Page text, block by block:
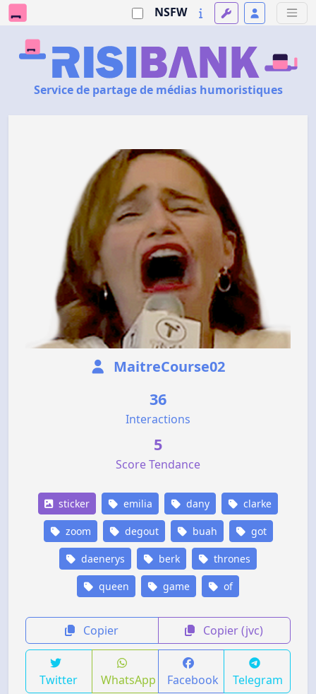
NSFW
Service de partage de médias humoristiques
MaitreCourse02
36
Interactions
5
Score Tendance
sticker emilia dany clarke
zoom degout buah got
daenerys berk thrones
queen game of
Copier Copier (jvc)
Twitter WhatsApp Facebook Telegram